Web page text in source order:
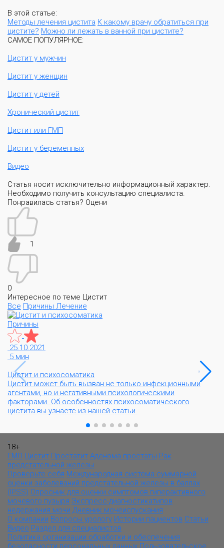
В этой статье:
Методы лечения цистита К какому врачу обратиться при
цистите? Можно ли лежать в ванной при цистите?
САМОЕ ПОПУЛЯРНОЕ:
Цистит у мужчин
Цистит у женщин
Цистит у детей
Хронический цистит
Цистит или ГМП
Цистит у беременных
Видео
Статья носит исключительно информационный характер.
Необходимо получить консультацию специалиста.
Понравилась статья? Оцени
1
0
Интересное по теме Цистит
Все Причины Лечение
Причины
25.10.2021
5 мин
Цистит и психосоматика
Цистит может быть вызван не только инфекционными
агентами, но и негативными психологическими
факторами. Об особенностях психосоматического
цистита вы узнаете из нашей статьи.
18+
ГМП Цистит Простатит Аденома простаты Рак
предстательной железы
Проверьте себя Международная система суммарной
оценки заболеваний предстательной железы в баллах
(IPSS) Опросник для оценки симптомов гиперактивного
мочевого пузыря Экспресс-диагностикатипов
недержания мочи Дневник мочеиспускания
О компании Вопросы урологу Истории пациентов Статьи
Видео Раздел для специалистов
Политика организации обработки и обеспечения
безопасности персональных данных Пользовательское